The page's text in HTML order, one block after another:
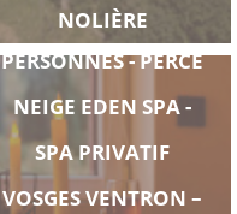
NOLIÈRE
CHALET 2
PERSONNES - PERCE
NEIGE EDEN SPA -
SPA PRIVATIF
VOSGES VENTRON –